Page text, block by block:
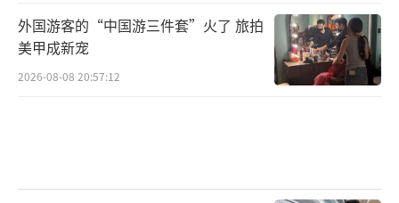
外国游客的“中国游三件套”火了 旅拍
美甲成新宠
2026-08-08 20:57:12